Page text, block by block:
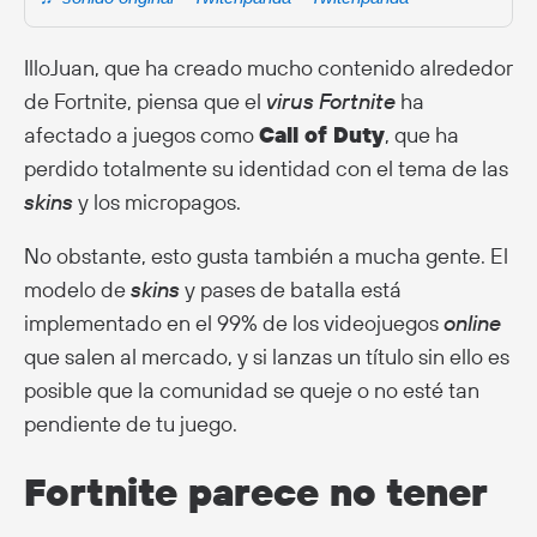
IlloJuan, que ha creado mucho contenido alrededor
de Fortnite, piensa que el virus Fortnite ha
afectado a juegos comoCall of Duty, que ha
perdido totalmente su identidad con el tema de las
skinsy los micropagos.
No obstante, esto gusta también a mucha gente. El
modelo deskinsy pases de batalla está
implementado en el 99% de los videojuegosonline
que salen al mercado, y si lanzas un título sin ello es
posible que la comunidad se queje o no esté tan
pendiente de tu juego.
Fortnite parece no tener